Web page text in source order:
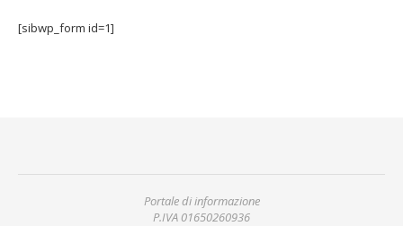
[sibwp_form id=1]
Portale di informazione
P.IVA 01650260936